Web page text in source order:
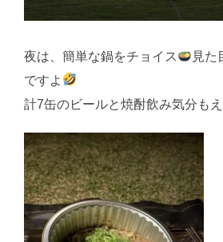
夜は、簡単な鍋をチョイス
見た
ですよ
計7缶のビールと焼酎飲み気分もえ